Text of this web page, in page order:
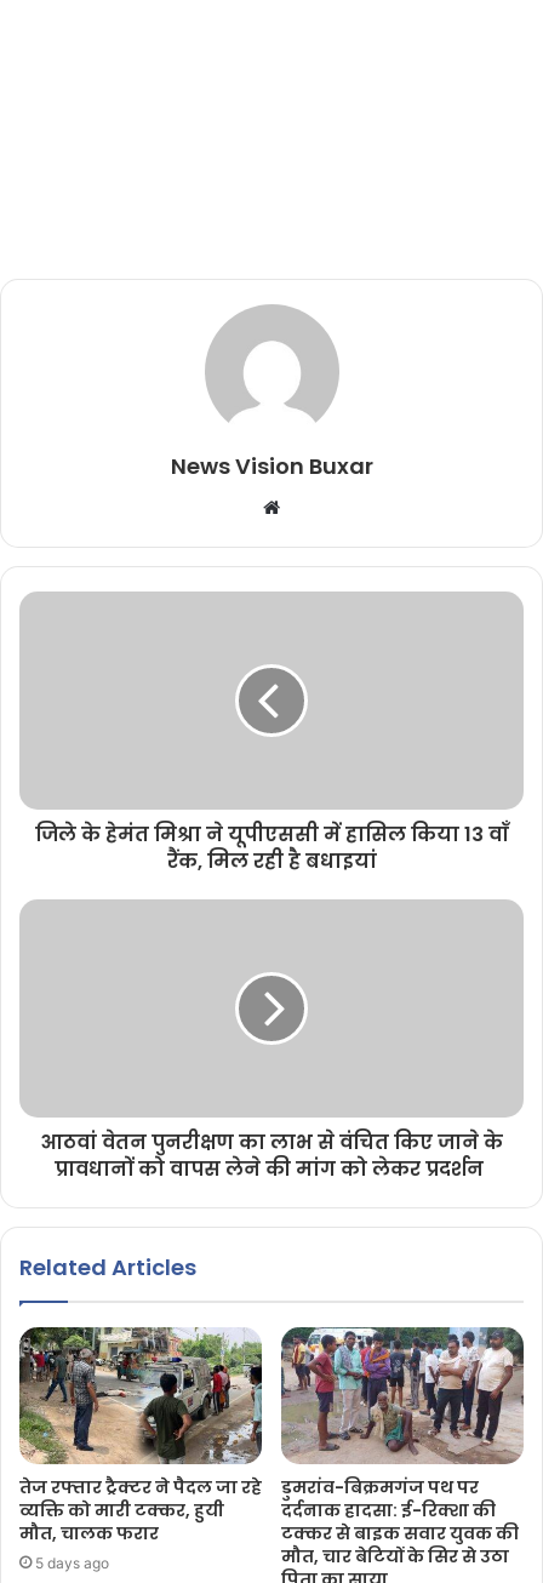
News Vision Buxar
b
s
जिले के हेमंत मिश्रा ने यूपीएससी में हासिल किया 13 वाँ
रैंक, मिल रही है बधाइयां
आठवां वेतन पुनरीक्षण का लाभ से वंचित किए जाने के
प्रावधानों को वापस लेने की मांग को लेकर प्रदर्शन
Related Articles
तेज रफ्तार ट्रैक्टर ने पैदल जा रहे
व्यक्ति को मारी टक्कर, हुयी
मौत, चालक फरार
5 days ago
डुमरांव-बिक्रमगंज पथ पर
दर्दनाक हादसा: ई-रिक्शा की
टक्कर से बाइक सवार युवक की
मौत, चार बेटियों के सिर से उठा